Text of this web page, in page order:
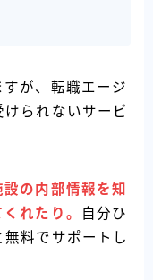
が、転職エージ
られないサービ
設の内部情報を知
れたり。
自分ひ
料でサポートし